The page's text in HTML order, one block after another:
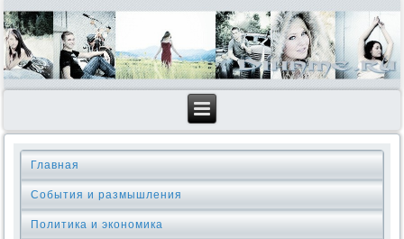
Главная
События и размышления
Политика и экономика